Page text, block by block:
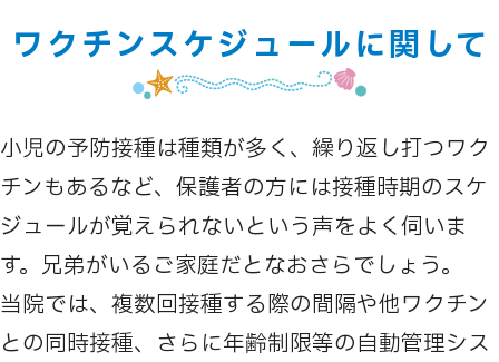
ワクチンスケジュールに関して
小児の予防接種は種類が多く、繰り返し打つワク
チンもあるなど、保護者の方には接種時期のスケ
ジュールが覚えられないという声をよく伺いま
す。兄弟がいるご家庭だとなおさらでしょう。
当院では、複数回接種する際の間隔や他ワクチン
との同時接種、さらに年齢制限等の自動管理シス